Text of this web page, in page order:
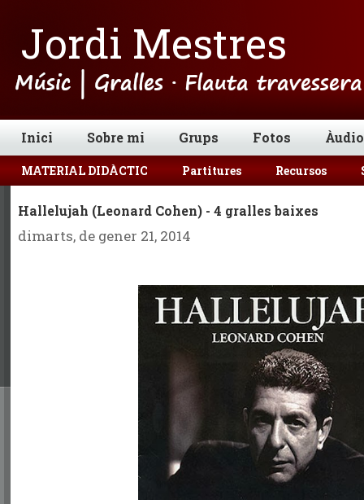
Jordi Mestres
Inici Sobre mi Grups Fotos
MATERIAL DIDÀCTIC Partitures Recursos
Hallelujah (Leonard Cohen) - 4 gralles baixes
dimarts, de gener 21, 2014